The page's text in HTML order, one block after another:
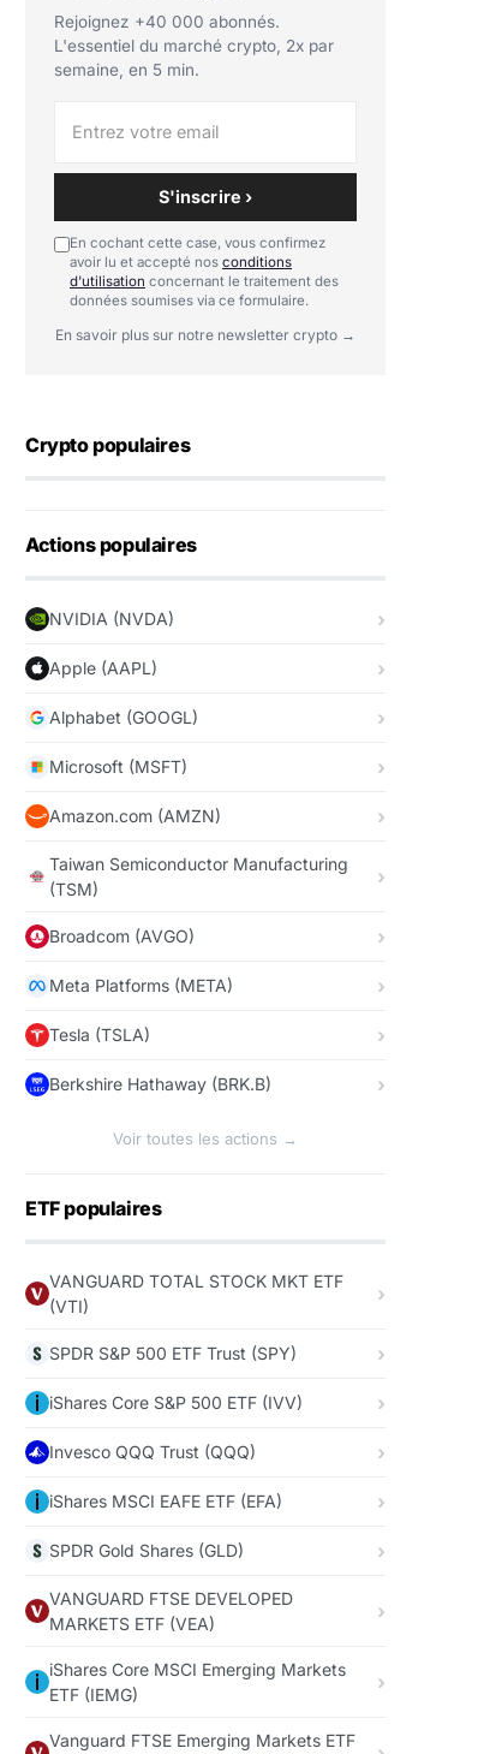
Rejoignez +40 000 abonnés.
L'essentiel du marché crypto, 2x par
semaine, en 5 min.
S'inscrire ›
En cochant cette case, vous confirmez
avoir lu et accepté nos conditions
d'utilisation concernant le traitement des
données soumises via ce formulaire.
En savoir plus sur notre newsletter crypto →
Crypto populaires
Actions populaires
NVIDIA (NVDA)
Apple (AAPL)
Alphabet (GOOGL)
Microsoft (MSFT)
Amazon.com (AMZN)
Taiwan Semiconductor Manufacturing
(TSM)
Broadcom (AVGO)
Meta Platforms (META)
Tesla (TSLA)
Berkshire Hathaway (BRK.B)
Voir toutes les actions →
ETF populaires
VANGUARD TOTAL STOCK MKT ETF
(VTI)
SPDR S&P 500 ETF Trust (SPY)
iShares Core S&P 500 ETF (IVV)
Invesco QQQ Trust (QQQ)
iShares MSCI EAFE ETF (EFA)
SPDR Gold Shares (GLD)
VANGUARD FTSE DEVELOPED
MARKETS ETF (VEA)
iShares Core MSCI Emerging Markets
ETF (IEMG)
Vanguard FTSE Emerging Markets ETF